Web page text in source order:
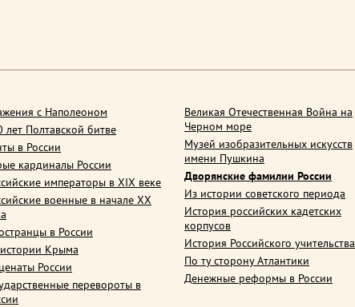
с Наполеоном
лет Полтавской битве
в России
кардиналы России
императоры в XIX веке
военные в начале ХХ
в России
Крыма
России
перевороты в
Великая Отечественная Война на
Черном море
Музей изобразительных искусств
имени Пушкина
Дворянские фамилии России
Из истории советского периода
История российских кадетских
корпусов
История Российского учительства
По ту сторону Атлантики
Денежные реформы в России